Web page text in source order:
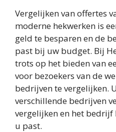
Vergelijken van offertes
moderne hekwerken is
geld te besparen en de
past bij uw budget. Bij
trots op het bieden van
voor bezoekers van de
bedrijven te vergelijken.
verschillende bedrijven
vergelijken en het bedrijf
u past.